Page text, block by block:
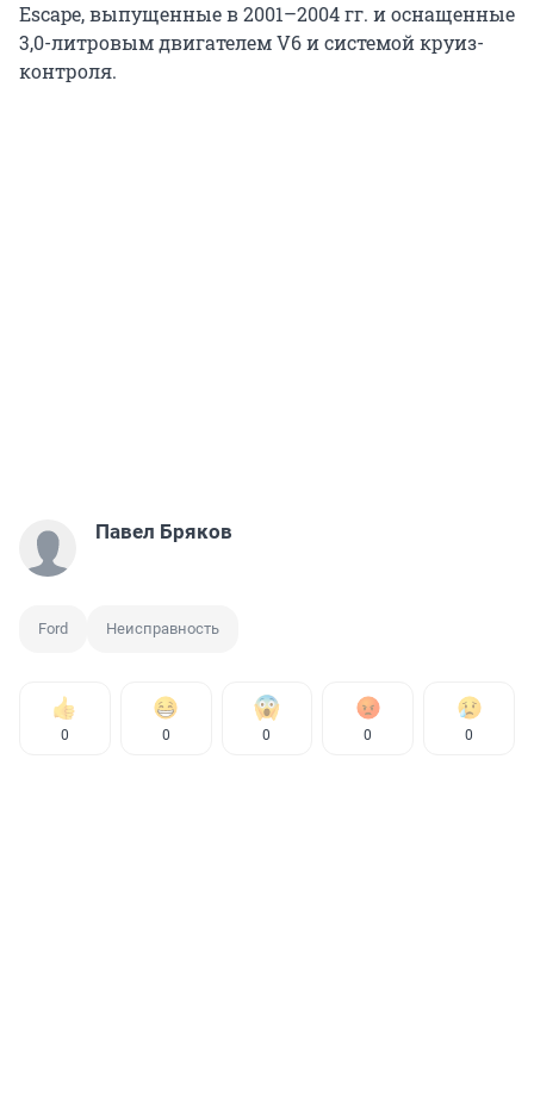
Escape, выпущенные в 2001–2004 гг. и оснащенные
3,0-литровым двигателем V6 и системой круиз-
контроля.
Павел Бряков
Ford Неисправность
0 0 0 0 0